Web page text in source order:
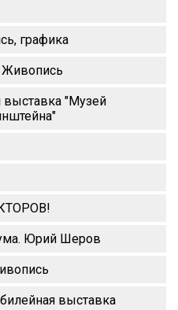
графика
Живопись
выставка "Музей
Юрий Шеров
выставка